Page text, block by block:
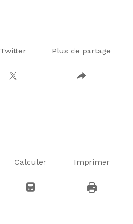
Twitter Plus de partage
Calculer Imprimer